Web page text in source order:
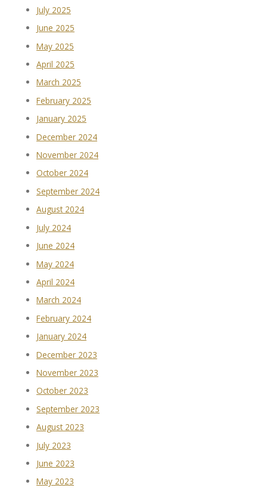
July 2025
June 2025
May 2025
April 2025
March 2025
February 2025
January 2025
December 2024
November 2024
October 2024
September 2024
August 2024
July 2024
June 2024
May 2024
April 2024
March 2024
February 2024
January 2024
December 2023
November 2023
October 2023
September 2023
August 2023
July 2023
June 2023
May 2023